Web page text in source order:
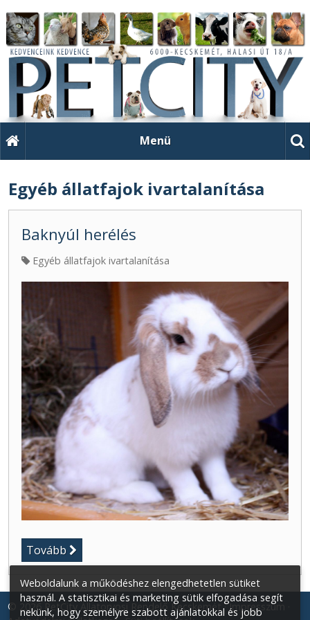
Menü
Egyéb állatfajok ivartalanítása
Baknyúl herélés
Egyéb állatfajok ivartalanítása
Tovább
© 2026 PetCity Állatorvosi Rendelő Kecskemét
Impresszum
Weboldalunk a működéshez elengedhetetlen sütiket
használ. A statisztikai és marketing sütik elfogadása segít
nekünk, hogy személyre szabott ajánlatokkal és jobb